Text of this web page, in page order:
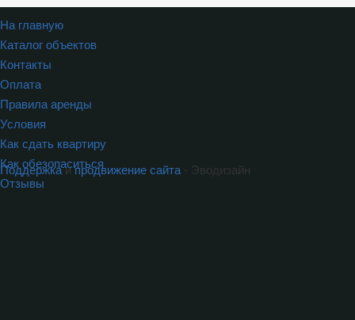
На главную
Каталог объектов
Контакты
Оплата
Правила аренды
Условия
Как сдать квартиру
Как обезопаситься
Отзывы
Поддержкаипродвижение сайта - Эводизайн